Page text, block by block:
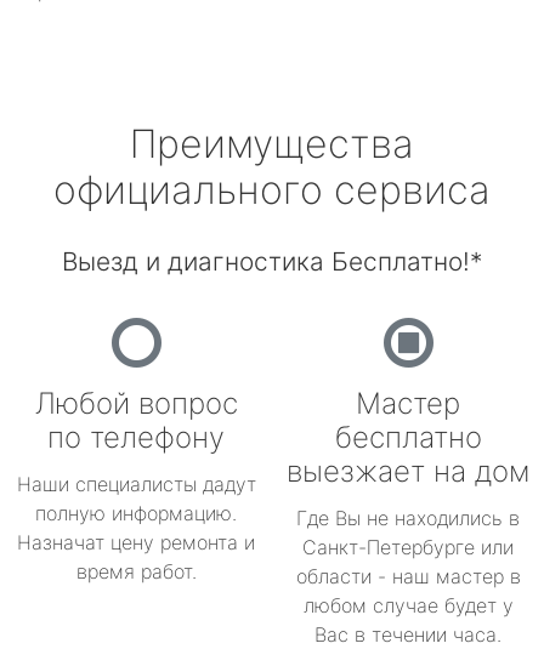
Преимущества
официального сервиса
Выезд и диагностика Бесплатно!*
Любой вопрос
по телефону
Наши специалисты дадут
полную информацию.
Назначат цену ремонта и
время работ.
Мастер
бесплатно
выезжает на дом
Где Вы не находились в
Санкт-Петербурге или
области - наш мастер в
любом случае будет у
Вас в течении часа.